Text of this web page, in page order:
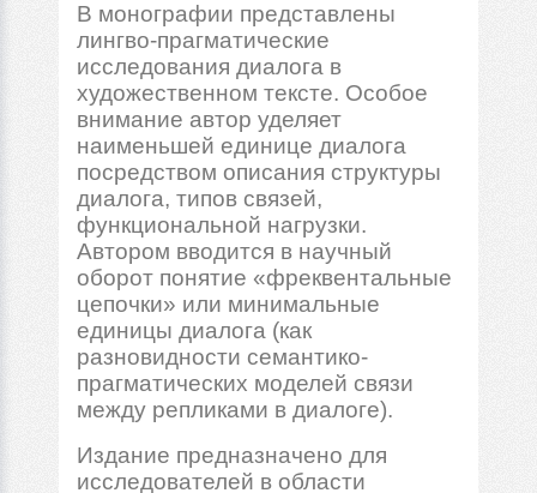
В монографии представлены
лингво-прагматические
исследования диалога в
художественном тексте. Особое
внимание автор уделяет
наименьшей единице диалога
посредством описания структуры
диалога, типов связей,
функциональной нагрузки.
Автором вводится в научный
оборот понятие «фреквентальные
цепочки» или минимальные
единицы диалога (как
разновидности семантико-
прагматических моделей связи
между репликами в диалоге).
Издание предназначено для
исследователей в области